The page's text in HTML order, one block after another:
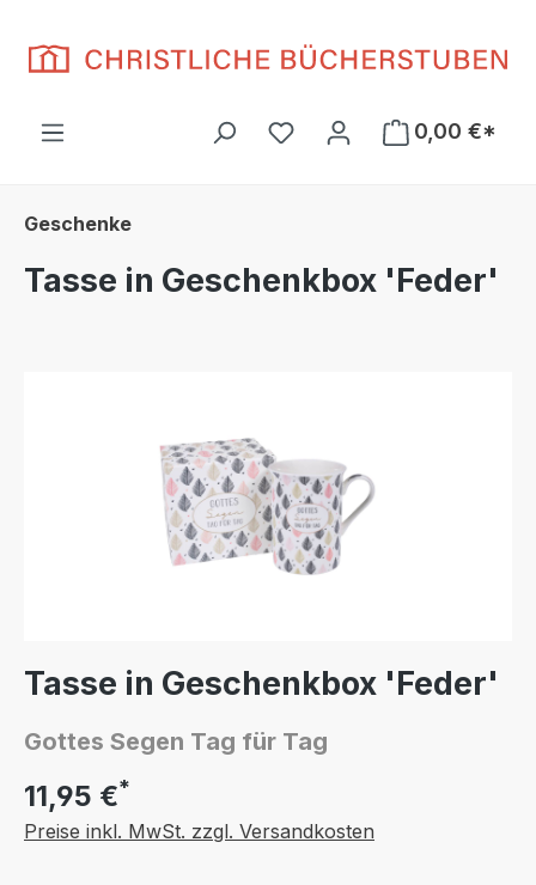
Du hast 0 Produkte auf
0,00 €*
Geschenke
Tasse in Geschenkbox 'Feder'
Tasse in Geschenkbox 'Feder'
Gottes Segen Tag für Tag
11,95 €*
Preise inkl. MwSt. zzgl. Versandkosten